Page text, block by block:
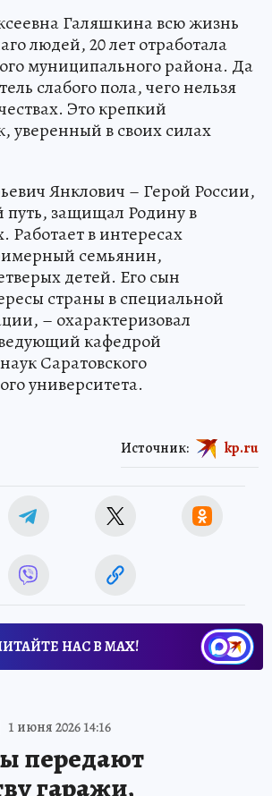
Галяшкина всю жизнь
людей, 20 лет отработала
муниципального района. Да
слабого пола, чего нельзя
Это крепкий
уверенный в своих силах
Янклович – Герой России,
путь, защищал Родину в
Работает в интересах
семьянин,
детей. Его сын
страны в специальной
– охарактеризовал
кафедрой
Саратовского
университета.
Источник: kp.ru
НАС В МАХ!
1 июня 2026 14:16
передают
гаражи,